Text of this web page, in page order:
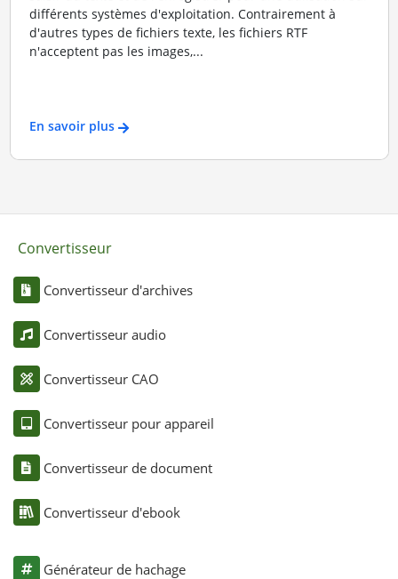
différents systèmes d'exploitation. Contrairement à
d'autres types de fichiers texte, les fichiers RTF
n'acceptent pas les images,...
En savoir plus
Convertisseur
Convertisseur d'archives
Convertisseur audio
Convertisseur CAO
Convertisseur pour appareil
Convertisseur de document
Convertisseur d'ebook
Générateur de hachage